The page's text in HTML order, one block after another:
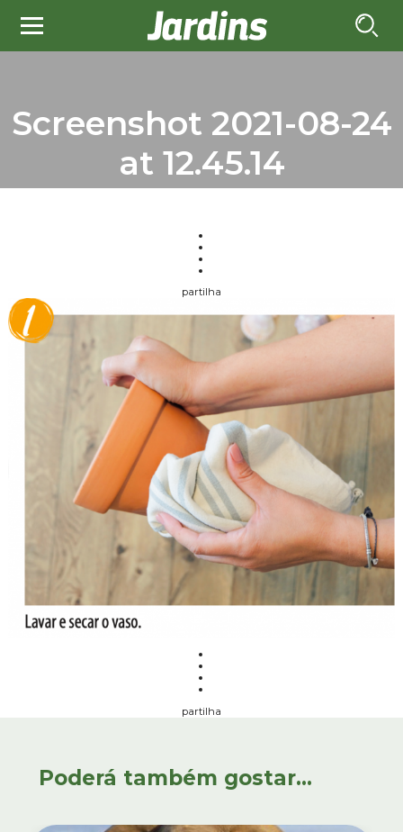
Screenshot 2021-08-24
at 12.45.14
partilha
partilha
Poderá também gostar...